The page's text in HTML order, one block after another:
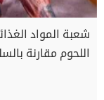
اللحوم مقارنة